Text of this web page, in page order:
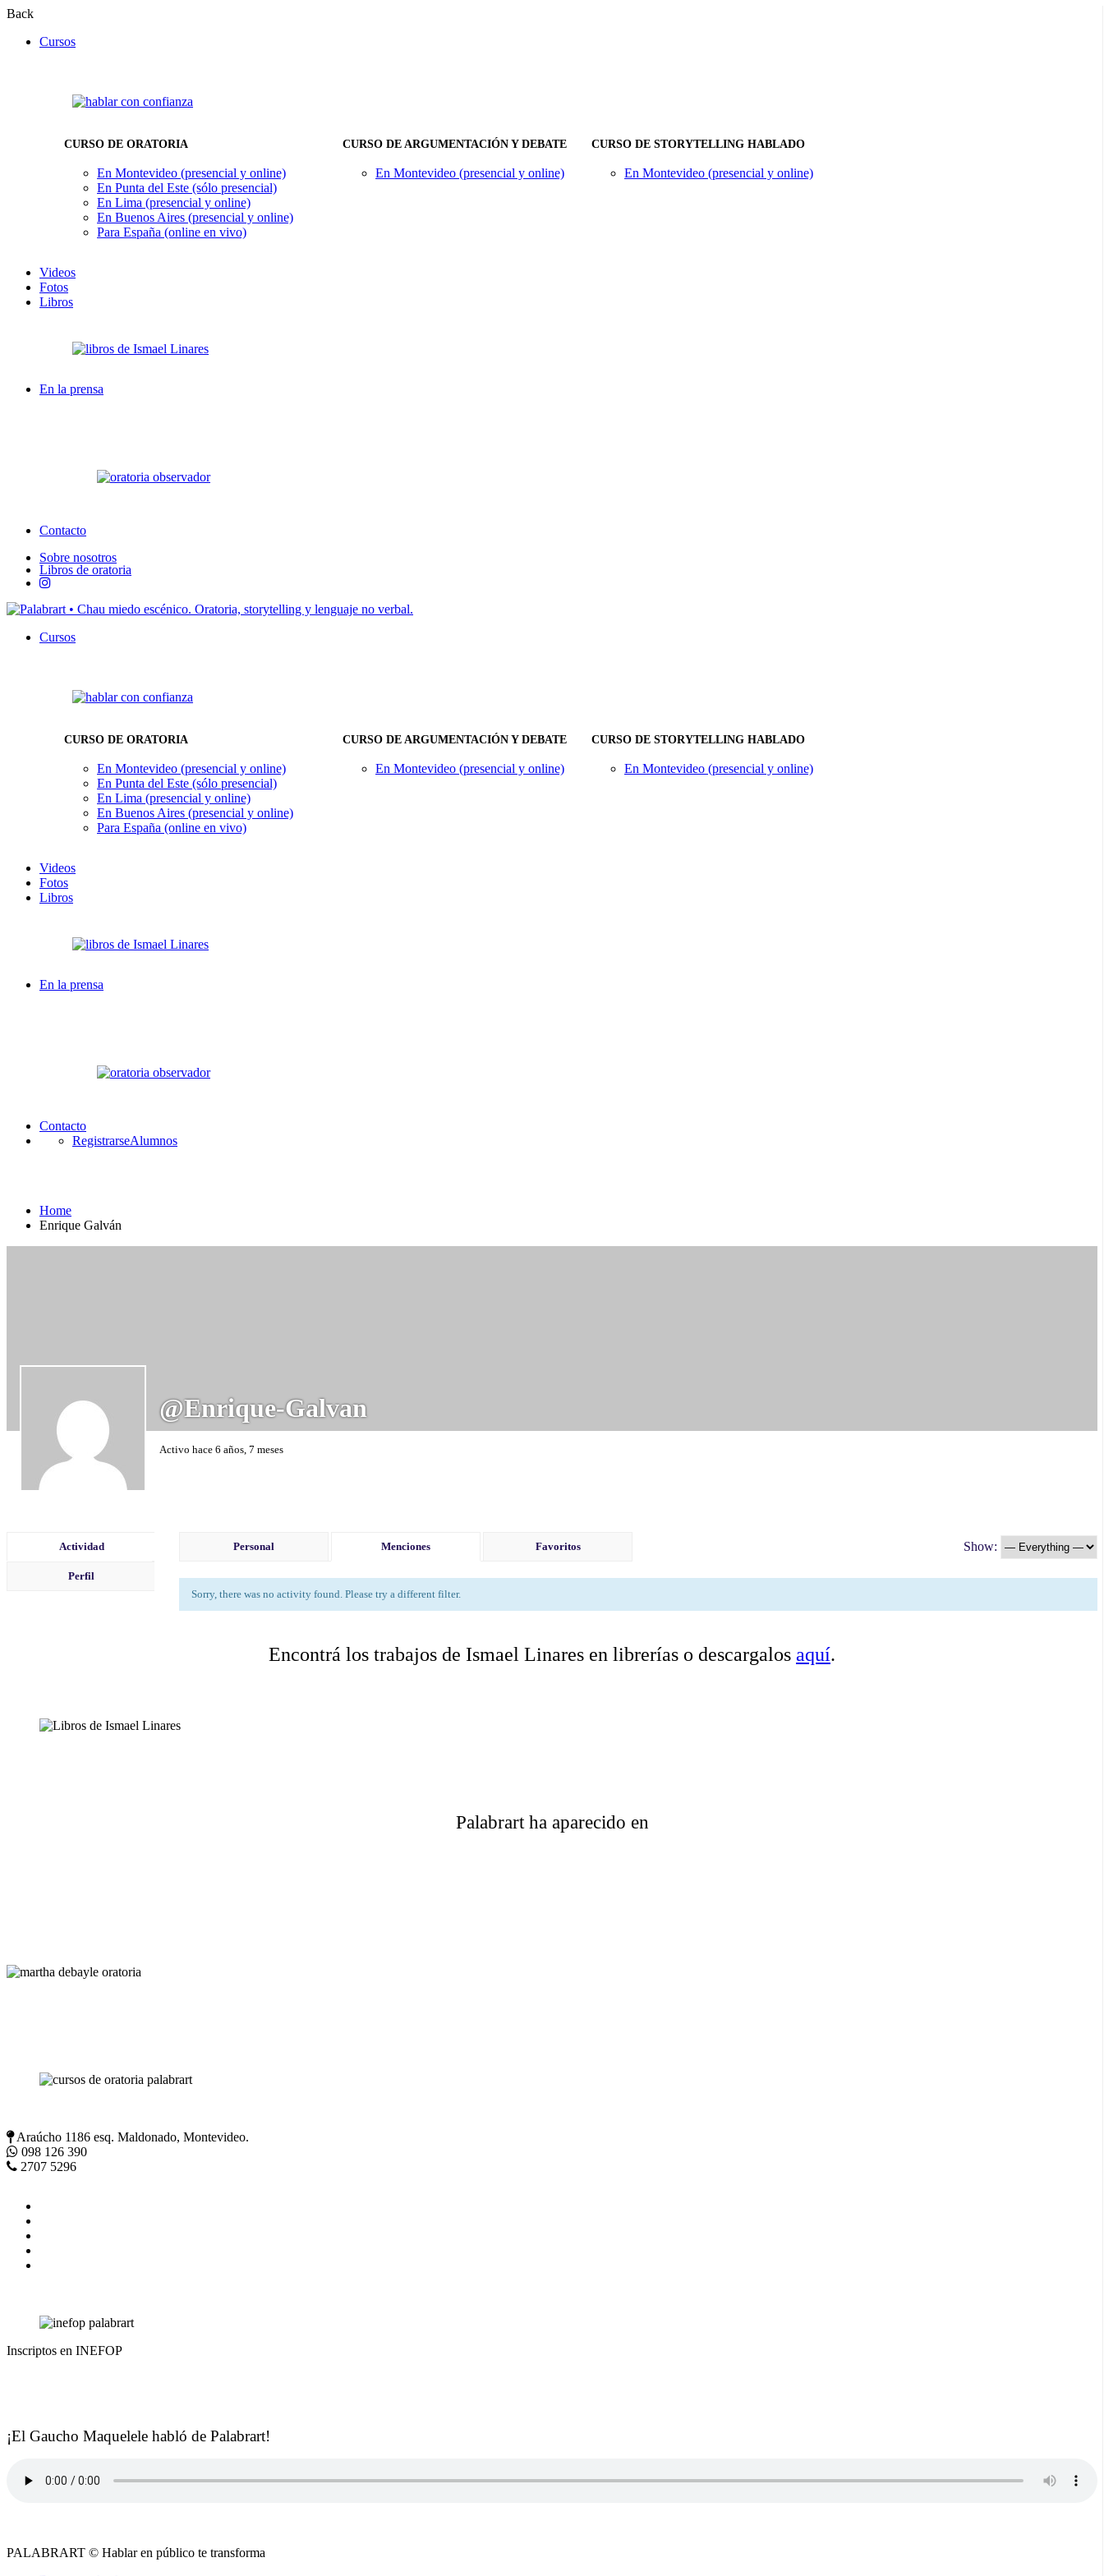
Back
Cursos
CURSO DE ORATORIA
En Montevideo (presencial y online)
En Punta del Este (sólo presencial)
En Lima (presencial y online)
En Buenos Aires (presencial y online)
Para España (online en vivo)
CURSO DE ARGUMENTACIÓN Y DEBATE
En Montevideo (presencial y online)
CURSO DE STORYTELLING HABLADO
En Montevideo (presencial y online)
Videos
Fotos
Libros
En la prensa
Contacto
Sobre nosotros
Libros de oratoria
Cursos
CURSO DE ORATORIA
En Montevideo (presencial y online)
En Punta del Este (sólo presencial)
En Lima (presencial y online)
En Buenos Aires (presencial y online)
Para España (online en vivo)
CURSO DE ARGUMENTACIÓN Y DEBATE
En Montevideo (presencial y online)
CURSO DE STORYTELLING HABLADO
En Montevideo (presencial y online)
Videos
Fotos
Libros
En la prensa
Contacto
RegistrarseAlumnos
Home
Enrique Galván
@enrique-Galvan
Activo hace 6 años, 7 meses
Actividad
Perfil
Personal Menciones Favoritos Show:
Sorry, there was no activity found. Please try a different filter.
Encontrá los trabajos de Ismael Linares en librerías o descargalos aquí.
Palabrart ha aparecido en
Araúcho 1186 esq. Maldonado, Montevideo.
098 126 390
2707 5296
Inscriptos en INEFOP
¡El Gaucho Maquelele habló de Palabrart!
PALABRART © Hablar en público te transforma